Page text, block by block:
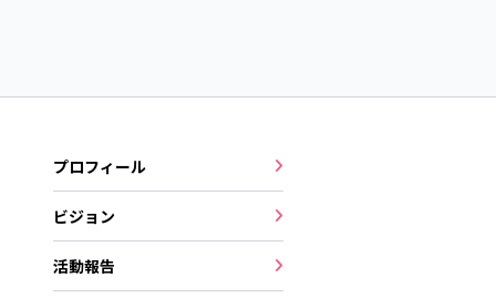
プロフィール
ビジョン
活動報告